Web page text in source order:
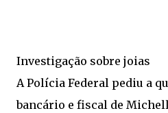
Investigação sobre joias
A Polícia Federal pediu a
bancário e fiscal de